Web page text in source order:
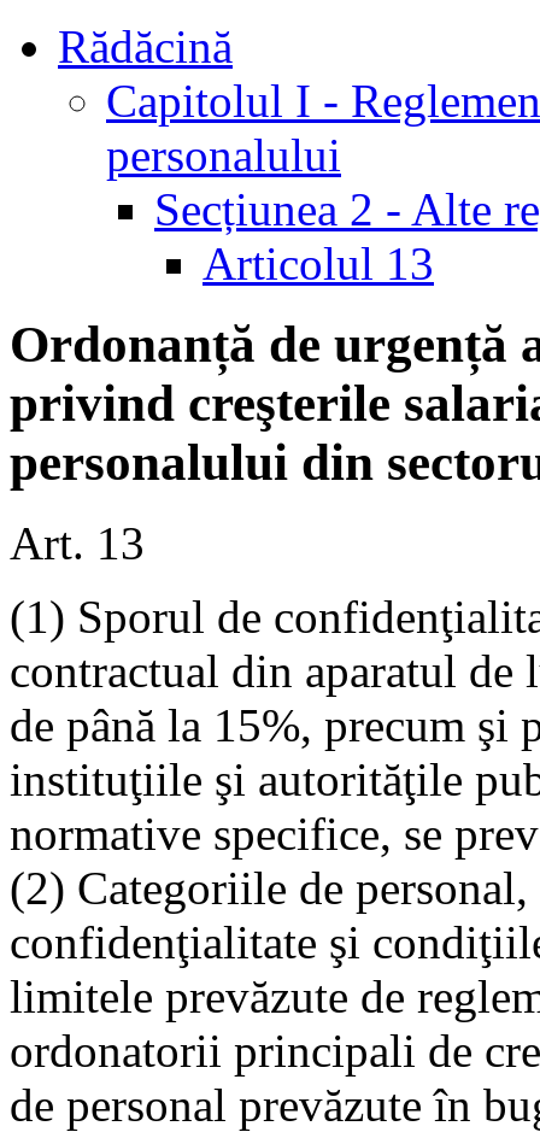
Rădăcină
Capitolul I -
personalului
Secțiunea 2 - Alte
Articolul 13
Ordonanță de urgență
privind creşterile
personalului din
Art. 13
(1) Sporul de
contractual din aparatul
de până la 15%, precum şi
instituţiile şi autorităţile
normative specifice, se
(2) Categoriile de
confidenţialitate şi
limitele prevăzute de
ordonatorii principali de
de personal prevăzute în